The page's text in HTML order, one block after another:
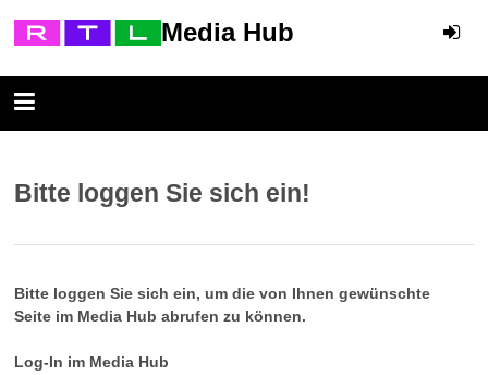
Media Hub
Bitte loggen Sie sich ein!
Bitte loggen Sie sich ein, um die von Ihnen gewünschte
Seite im Media Hub abrufen zu können.
Log-In im Media Hub